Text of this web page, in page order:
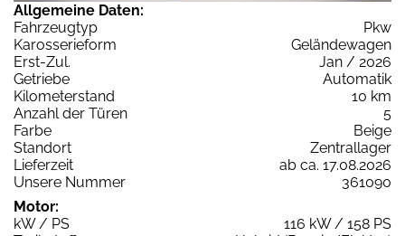
Allgemeine Daten:
Fahrzeugtyp
Pkw
Karosserieform
Geländewagen
Erst-Zul.
Jan / 2026
Getriebe
Automatik
Kilometerstand
10 km
Anzahl der Türen
5
Farbe
Beige
Standort
Zentrallager
Lieferzeit
ab ca. 17.08.2026
Unsere Nummer
361090
Motor:
kW / PS
116 kW / 158 PS